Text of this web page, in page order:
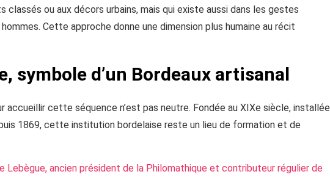
classés ou aux décors urbains, mais qui existe aussi dans les gestes
Cette approche donne une dimension plus humaine au récit
symbole d’un Bordeaux artisanal
accueillir cette séquence n’est pas neutre. Fondée au XIXe siècle, installée
1869, cette institution bordelaise reste un lieu de formation et de
Lebègue, ancien président de la Philomathique et contributeur régulier de